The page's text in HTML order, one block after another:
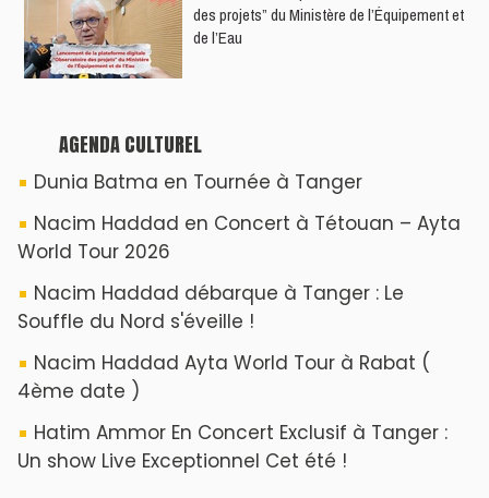
des projets” du Ministère de l’Équipement et
de l’Eau
AGENDA CULTUREL
Dunia Batma en Tournée à Tanger
Nacim Haddad en Concert à Tétouan – Ayta
World Tour 2026
Nacim Haddad débarque à Tanger : Le
Souffle du Nord s'éveille !
Nacim Haddad Ayta World Tour à Rabat (
4ème date )
Hatim Ammor En Concert Exclusif à Tanger :
Un show Live Exceptionnel Cet été !